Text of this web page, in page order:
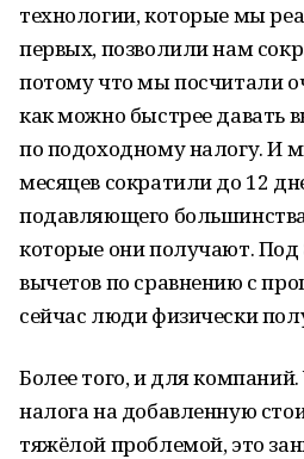
технологии, которые мы
первых, позволили нам
потому что мы посчитали
как можно быстрее давать
по подоходному налогу. И
месяцев сократили до 12
подавляющего
которые они получают. Под
вычетов по сравнению с
сейчас люди физически
Более того, и для
налога на добавленную
тяжёлой проблемой, это